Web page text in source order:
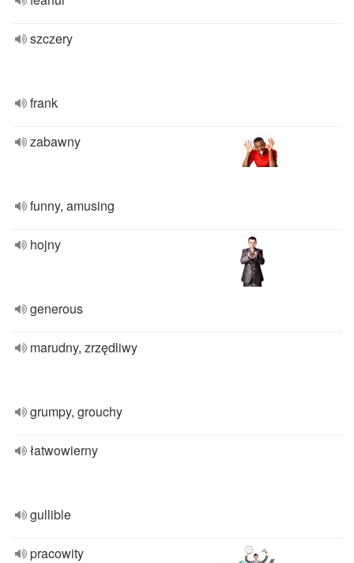
szczery
frank
zabawny
funny, amusing
hojny
generous
marudny, zrzędliwy
grumpy, grouchy
łatwowierny
gullible
pracowity